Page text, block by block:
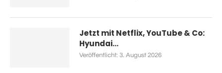
Jetzt mit Netflix, YouTube & Co:
Hyundai...
Veröffentlicht: 3. August 2026